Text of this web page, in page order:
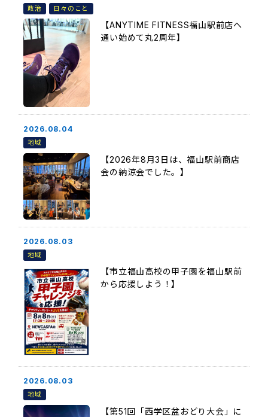
政治 日々のこと
【ANYTIME FITNESS福山駅前店へ
通い始めて丸2周年】
2026.08.04
地域
【2026年8月3日は、福山駅前商店
会の納涼会でした。】
2026.08.03
地域
【市立福山高校の甲子園を福山駅前
から応援しよう！】
2026.08.03
地域
【第51回「西学区盆おどり大会」に